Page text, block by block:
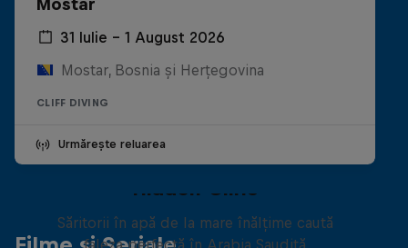
Mostar
31 Iulie – 1 August 2026
Mostar, Bosnia și Herțegovina
CLIFF DIVING
Urmărește reluarea
Hidden Cliffs
Săritorii în apă de la mare înălțime caută
faleza perfectă în Arabia Saudită